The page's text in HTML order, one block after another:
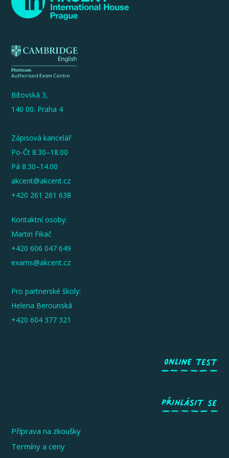
Bítovská 3,
140 00. Praha 4
Zápisová kancelář
Po-Čt 8.30–18.00
Pá 8.30–14.00
akcent@akcent.cz
+420 261 261 638
Kontaktní osoby:
Martin Fikač
+420 606 047 649
exams@akcent.cz
Pro partnerské školy:
Helena Berounská
+420 604 377 321
Příprava na zkoušky
Termíny a ceny